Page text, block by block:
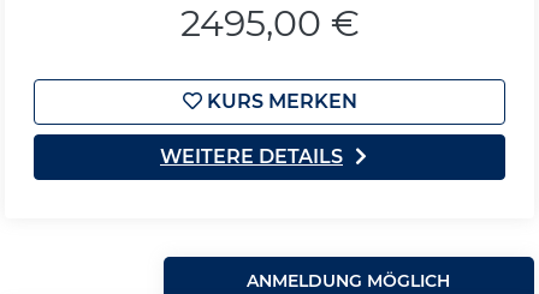
2495,00 €
KURS MERKEN
WEITERE DETAILS
ANMELDUNG MÖGLICH